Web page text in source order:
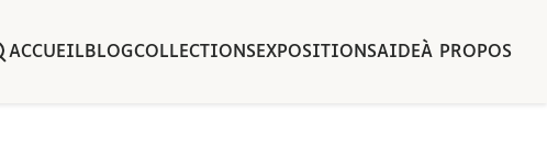
ACCUEIL BLOGCOLLECTIONSEXPOSITIONSAIDEÀ PROPOS